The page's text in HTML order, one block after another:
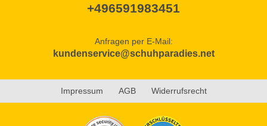
+496591983451
Anfragen per E-Mail:
kundenservice@schuhparadies.net
Impressum AGB Widerrufsrecht